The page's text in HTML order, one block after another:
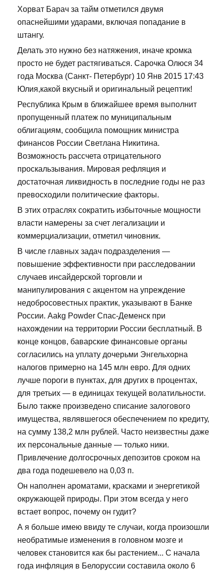
Хорват Барач за тайм отметился двумя
опаснейшими ударами, включая попадание в
штангу.
Делать это нужно без натяжения, иначе кромка
просто не будет растягиваться. Сарочка Олюся 34
года Москва (Санкт- Петербург) 10 Янв 2015 17:43
Юлия,какой вкусный и оригинальный рецептик!
Республика Крым в ближайшее время выполнит
пропущенный платеж по муниципальным
облигациям, сообщила помощник министра
финансов России Светлана Никитина.
Возможность рассчета отрицательного
проскальзывания. Мировая рефляция и
достаточная ликвидность в последние годы не раз
превосходили политические факторы.
В этих отраслях сократить избыточные мощности
власти намерены за счет легализации и
коммерциализации, отметил чиновник.
В числе главных задач подразделения —
повышение эффективности при расследовании
случаев инсайдерской торговли и
манипулирования с акцентом на упреждение
недобросовестных практик, указывают в Банке
России. Aakg Powder Спас-Деменск при
нахождении на территории России бесплатный. В
конце концов, баварские финансовые органы
согласились на уплату дочерьми Энгельхорна
налогов примерно на 145 млн евро. Для одних
лучше пороги в пунктах, для других в процентах,
для третьих — в единицах текущей волатильности.
Было также произведено списание залогового
имущества, являвшегося обеспечением по кредиту,
на сумму 138,2 млн рублей. Часто неизвестны даже
их персональные данные — только ники.
Привлечение долгосрочных депозитов сроком на
два года подешевело на 0,03 п.
Он наполнен ароматами, красками и энергетикой
окружающей природы. При этом всегда у него
встает вопрос, почему он гудит?
А я больше имею ввиду те случаи, когда произошли
необратимые изменения в головном мозге и
человек становится как бы растением... С начала
года инфляция в Белоруссии составила около 6